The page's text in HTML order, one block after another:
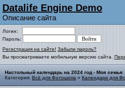
Datalife Engine Demo
Описание сайта
Логин:
Пароль:
Регистрация на сайте! Забыли пароль?
Вы просматриваете мобильную версию сайта.
Настольный календарь на 2024 год - Моя семья
Категория: Всё для Фотошопа » Календари для